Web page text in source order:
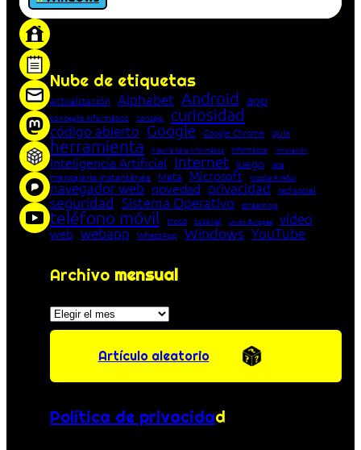
Nube de etiquetas
actualización Alphabet Android app
concepto informático consejo curiosidad
código abierto Google Google Chrome guía
herramienta historia de la Informática Informática innovación
Inteligencia Artificial Internet juego lista
mensajería instantánea Meta Microsoft Mozilla Firefox
navegador web novedad privacidad red social
seguridad Sistema Operativo streaming
teléfono móvil truco tutorial Unión Europea vídeo
web webapp WhatsApp Windows YouTube
Archivo mensual
Archivos
Artículo aleatorio
Política de privacidad